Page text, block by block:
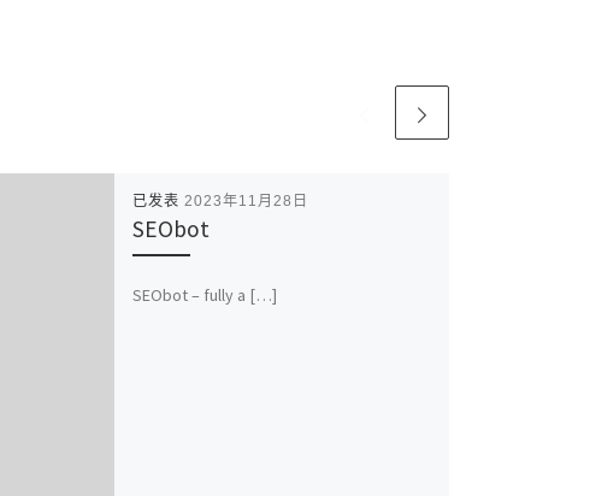
已发表 2023年11月28日
SEObot
SEObot – fully a […]